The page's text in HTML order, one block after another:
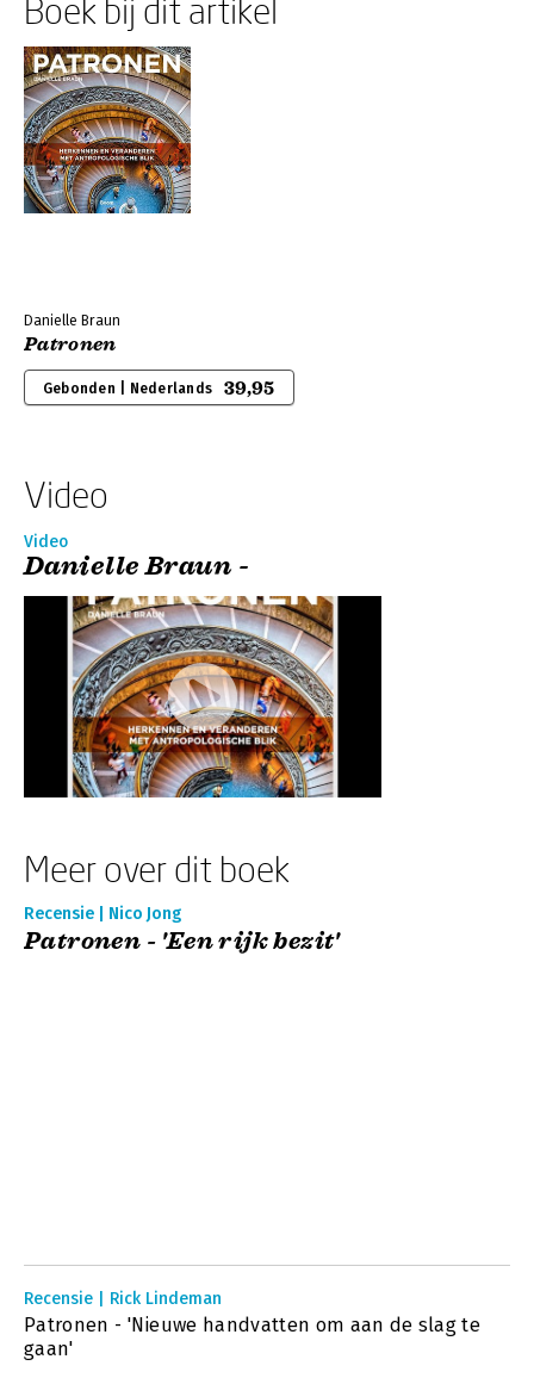
Boek bij dit artikel
Danielle Braun
Patronen
Gebonden | Nederlands 39,95
Video
Video
Danielle Braun -
Meer over dit boek
Recensie | Nico Jong
Patronen - 'Een rijk bezit'
Recensie | Rick Lindeman
Patronen - 'Nieuwe handvatten om aan de slag te
gaan'